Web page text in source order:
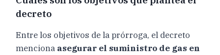
decreto
Entre los objetivos de la prórroga, el decreto
menciona asegurar el suministro de gas en